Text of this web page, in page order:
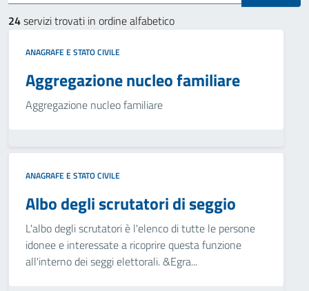
24servizi trovati in ordine alfabetico
ANAGRAFE E STATO CIVILE
Aggregazione nucleo familiare
Aggregazione nucleo familiare
ANAGRAFE E STATO CIVILE
Albo degli scrutatori di seggio
L'albo degli scrutatori è l'elenco di tutte le persone
idonee e interessate a ricoprire questa funzione
all'interno dei seggi elettorali. &Egra...